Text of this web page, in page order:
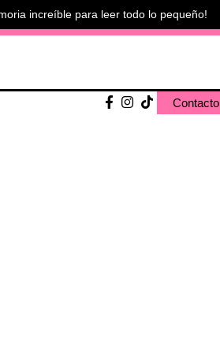
increíble para leer todo lo pequeño!
Contacto